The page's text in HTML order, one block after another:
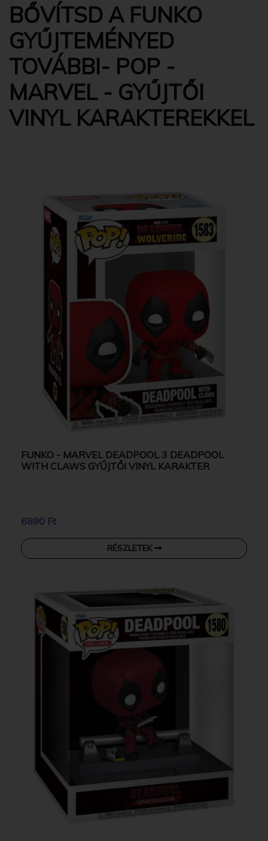
BŐVÍTSD A FUNKO
GYŰJTEMÉNYED
TOVÁBBI- POP -
MARVEL - GYŰJTŐI
VINYL KARAKTEREKKEL
FUNKO - MARVEL DEADPOOL 3 DEADPOOL
WITH CLAWS GYŰJTŐI VINYL KARAKTER
6890 Ft
RÉSZLETEK